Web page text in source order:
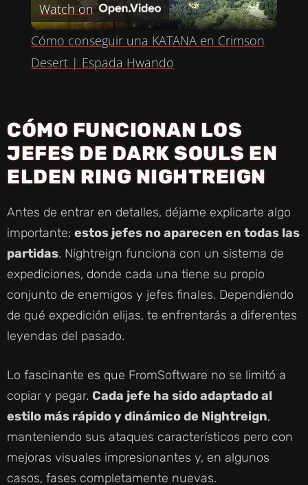
L
A
V
I
D
E
O
Watch on
Cómo conseguir una KATANA en Crimson
Desert | Espada Hwando
CÓMO FUNCIONAN LOS
JEFES DE DARK SOULS EN
ELDEN RING NIGHTREIGN
Antes de entrar en detalles, déjame explicarte algo
importante: estos jefes no aparecen en todas las
partidas. Nightreign funciona con un sistema de
expediciones, donde cada una tiene su propio
conjunto de enemigos y jefes finales. Dependiendo
de qué expedición elijas, te enfrentarás a diferentes
leyendas del pasado.
Lo fascinante es que FromSoftware no se limitó a
copiar y pegar. Cada jefe ha sido adaptado al
estilo más rápido y dinámico de Nightreign,
manteniendo sus ataques característicos pero con
mejoras visuales impresionantes y, en algunos
casos, fases completamente nuevas.